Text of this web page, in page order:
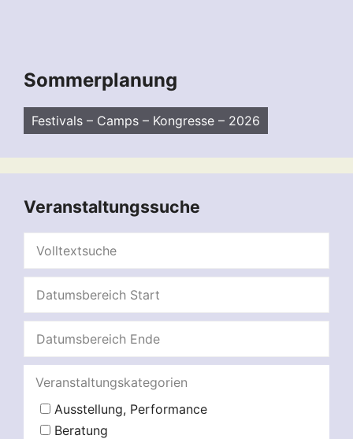
Sommerplanung
Festivals – Camps – Kongresse – 2026
Veranstaltungssuche
Veranstaltungskategorien
Ausstellung, Performance
Beratung